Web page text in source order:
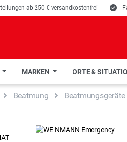
ab 250 € versandkostenfrei E
MARKEN ORTE &
Beatmung Beatmungsgeräte